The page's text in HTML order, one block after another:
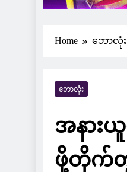
Home ဘောလုံး
ဘောလုံး
အနားယူ
ဖို့တိုက်တွ